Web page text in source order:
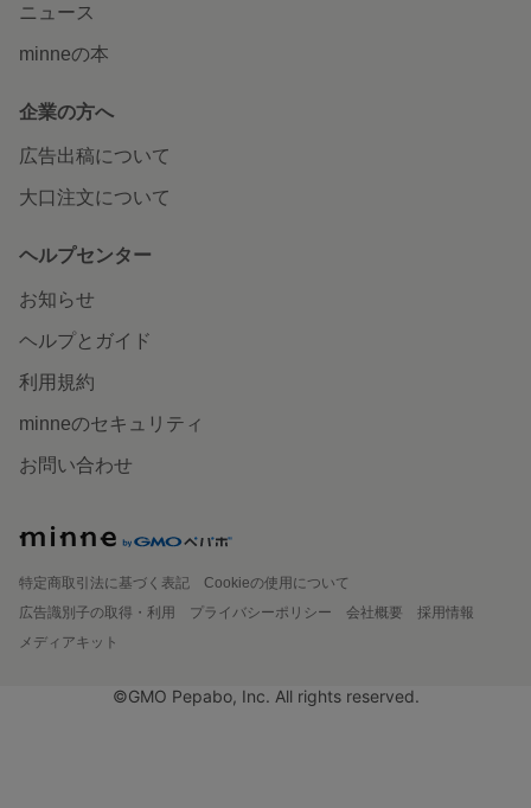
ニュース
minneの本
企業の方へ
広告出稿について
大口注文について
ヘルプセンター
お知らせ
ヘルプとガイド
利用規約
minneのセキュリティ
お問い合わせ
特定商取引法に基づく表記
Cookieの使用について
広告識別子の取得・利用
プライバシーポリシー 会社概要
採用情報
メディアキット
©GMO Pepabo, Inc. All rights reserved.